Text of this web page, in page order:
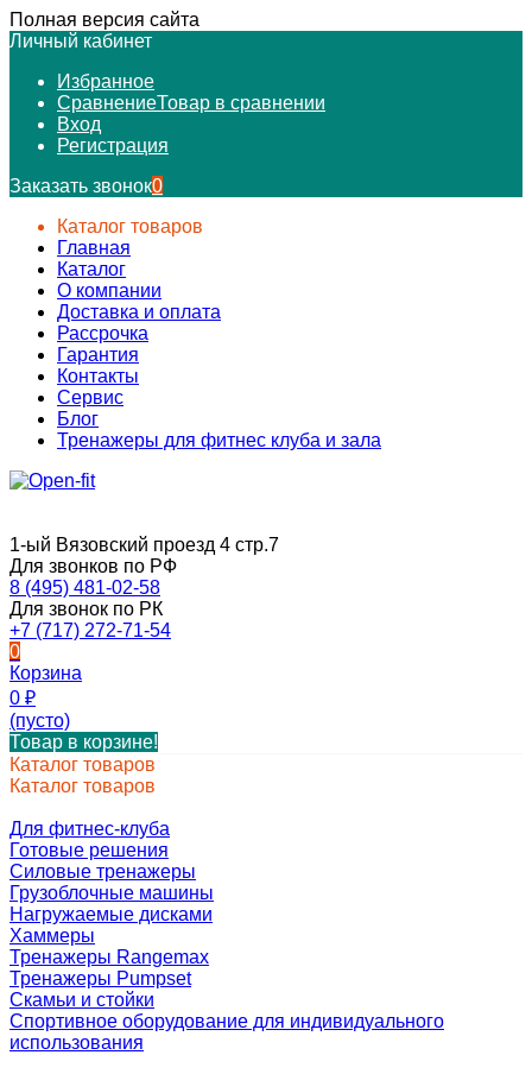
Полная версия сайта
Личный кабинет
Избранное
СравнениеТовар в сравнении
Вход
Регистрация
Заказать звонок0
Каталог товаров
Главная
Каталог
О компании
Доставка и оплата
Рассрочка
Гарантия
Контакты
Сервис
Блог
Тренажеры для фитнес клуба и зала
1-ый Вязовский проезд 4 стр.7
Для звонков по РФ
8 (495) 481-02-58
Для звонок по РК
+7 (717) 272-71-54
0
Корзина
0 ₽
(пусто)
Товар в корзине!
Каталог товаров
Каталог товаров
Для фитнес-клуба
Готовые решения
Силовые тренажеры
Грузоблочные машины
Нагружаемые дисками
Хаммеры
Тренажеры Rangemax
Тренажеры Pumpset
Скамьи и стойки
Спортивное оборудование для индивидуального
использования